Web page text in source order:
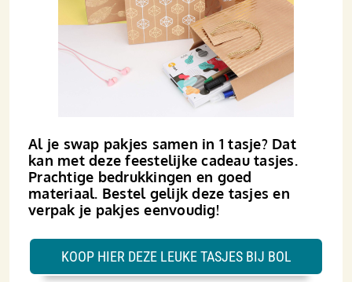
Al je swap pakjes samen in 1 tasje? Dat
kan met deze feestelijke cadeau tasjes.
Prachtige bedrukkingen en goed
materiaal. Bestel gelijk deze tasjes en
verpak je pakjes eenvoudig!
KOOP HIER DEZE LEUKE TASJES BIJ BOL